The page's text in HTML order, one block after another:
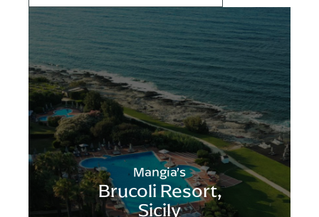
Mangia’s
Brucoli Resort,
Sicily